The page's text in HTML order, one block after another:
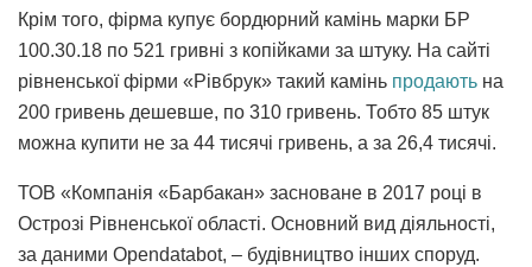
Крім того, фірма купує бордюрний камінь марки БР
100.30.18 по 521 гривні з копійками за штуку. На сайті
рівненської фірми «Рівбрук» такий камінь продають на
200 гривень дешевше, по 310 гривень. Тобто 85 штук
можна купити не за 44 тисячі гривень, а за 26,4 тисячі.
ТОВ «Компанія «Барбакан» засноване в 2017 році в
Острозі Рівненської області. Основний вид діяльності,
за даними Оpendatabot, – будівництво інших споруд.